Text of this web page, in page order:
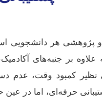
و پژوهشی هر دانشجویی
بر جنبه‌های
نظیر کمبود وقت، عدم
حرفه‌ای، اما در